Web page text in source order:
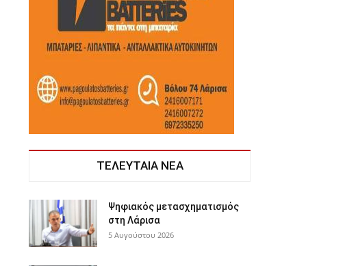
ΤΕΛΕΥΤΑΙΑ ΝΕΑ
Ψηφιακός μετασχηματισμός
στη Λάρισα
5 Αυγούστου 2026